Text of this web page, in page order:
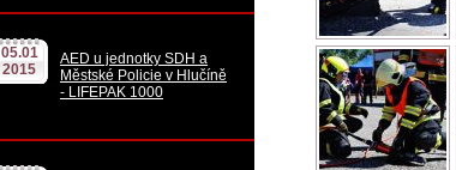
05.01
2015
AED u jednotky SDH a
Městské Policie v Hlučíně
- LIFEPAK 1000